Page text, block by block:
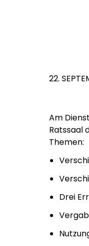
22.
Am
Ratssaal
Themen:
Drei